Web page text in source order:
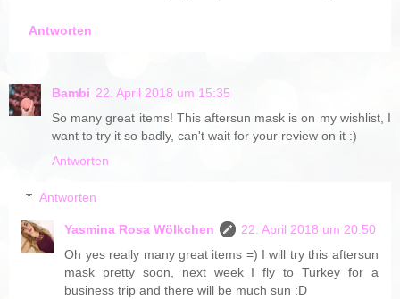
Antworten
Bambi 22. April 2018 um 15:35
So many great items! This aftersun mask is on my wishlist, I
want to try it so badly, can't wait for your review on it :)
Antworten
Antworten
Yasmina Rosa Wölkchen
22. April 2018 um 20:50
Oh yes really many great items =) I will try this aftersun
mask pretty soon, next week I fly to Turkey for a
business trip and there will be much sun :D